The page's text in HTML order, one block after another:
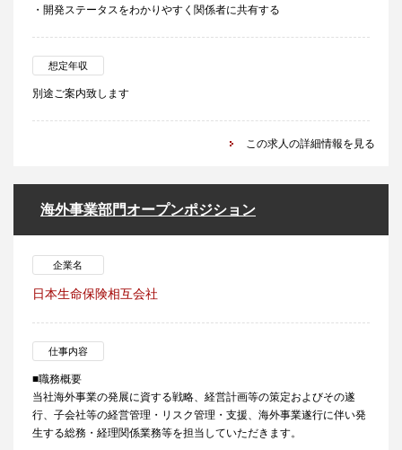
・開発ステータスをわかりやすく関係者に共有する
想定年収
別途ご案内致します
この求人の詳細情報を見る
海外事業部門オープンポジション
企業名
日本生命保険相互会社
仕事内容
■職務概要
当社海外事業の発展に資する戦略、経営計画等の策定およびその遂
行、子会社等の経営管理・リスク管理・支援、海外事業遂行に伴い発
生する総務・経理関係業務等を担当していただきます。